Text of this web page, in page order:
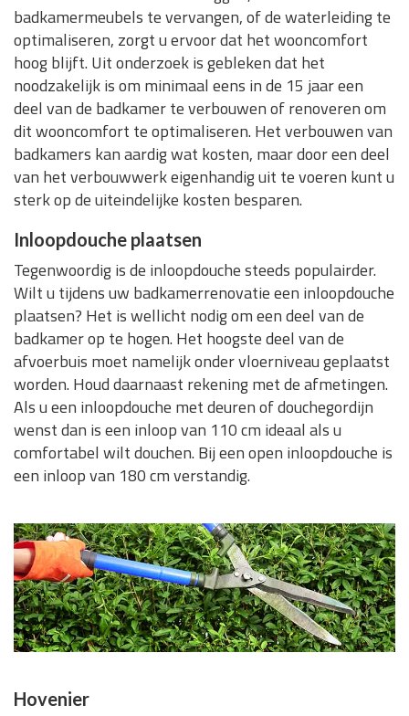
badkamermeubels te vervangen, of de waterleiding te
optimaliseren, zorgt u ervoor dat het wooncomfort
hoog blijft. Uit onderzoek is gebleken dat het
noodzakelijk is om minimaal eens in de 15 jaar een
deel van de badkamer te verbouwen of renoveren om
dit wooncomfort te optimaliseren. Het verbouwen van
badkamers kan aardig wat kosten, maar door een deel
van het verbouwwerk eigenhandig uit te voeren kunt u
sterk op de uiteindelijke kosten besparen.
Inloopdouche plaatsen
Tegenwoordig is de inloopdouche steeds populairder.
Wilt u tijdens uw badkamerrenovatie een inloopdouche
plaatsen? Het is wellicht nodig om een deel van de
badkamer op te hogen. Het hoogste deel van de
afvoerbuis moet namelijk onder vloerniveau geplaatst
worden. Houd daarnaast rekening met de afmetingen.
Als u een inloopdouche met deuren of douchegordijn
wenst dan is een inloop van 110 cm ideaal als u
comfortabel wilt douchen. Bij een open inloopdouche is
een inloop van 180 cm verstandig.
Hovenier